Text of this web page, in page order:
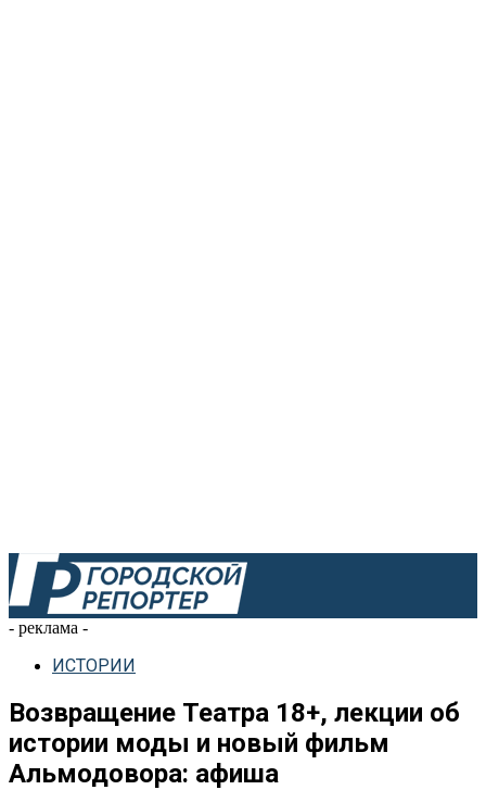
- реклама -
ИСТОРИИ
Возвращение Театра 18+, лекции об
истории моды и новый фильм
Альмодовора: афиша